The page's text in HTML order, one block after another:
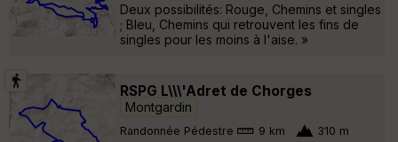
Deux possibilités: Rouge, Chemins et singles
; Bleu, Chemins qui retrouvent les fins de
singles pour les moins à l'aise. »
RSPG L\\\'Adret de Chorges
Montgardin
Randonnée Pédestre 9 km 310 m